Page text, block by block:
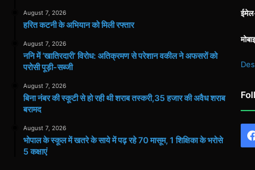
August 7, 2026
हरित कटनी के अभियान को मिली रफ्तार
August 7, 2026
ननि में ‘खातिरदारी’ विरोध: अतिक्रमण से परेशान वकील ने अफसरों को
परोसी पूड़ी-सब्जी
August 7, 2026
बिना नंबर की स्कूटी से हो रही थी शराब तस्करी,35 हजार की अवैध शराब
बरामद
August 7, 2026
भोपाल के स्कूल में खतरे के साये में पढ़ रहे 70 मासूम, 1 शिक्षिका के भरोसे
5 कक्षाएं